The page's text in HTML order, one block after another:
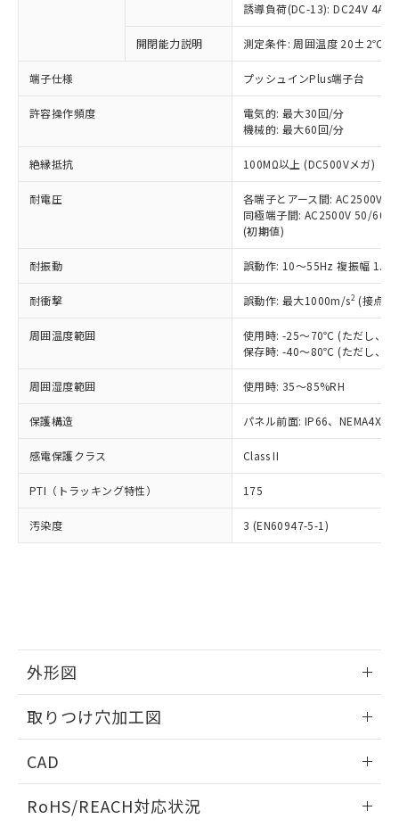
誘導負荷(DC-13): DC24V 4A/
開閉能力説明 測定条件: 周囲温度 20±2℃、
端子仕様 プッシュインPlus端子台
許容操作頻度
電気的: 最大30回/分
機械的: 最大60回/分
絶縁抵抗 100MΩ以上 (DC500Vメガ)
耐電圧
各端子とアース間: AC2500V
同極端子間: AC2500V 50/
(初期値)
耐振動 誤動作: 10～55Hz 複振幅
耐衝撃 誤動作: 最大1000m/s2 (接点
周囲温度範囲
使用時: -25～70℃ (ただし、氷
保存時: -40～80℃ (ただし、氷
周囲湿度範囲 使用時: 35～85%RH
保護構造 パネル前面: IP66、NEMA4X,
感電保護クラス Class II
PTI（トラッキング特性） 175
汚染度 3 (EN60947-5-1)
外形図
取りつけ穴加工図
CAD
ドすることができます。
RoHS/REACH対応状況
以下の条件をお読みいただき、同意のうえ
本サービスは、当社制御機器事業取扱
商品の当社在庫状況および標準価格
(税抜)を提供させていただくもので
当社制御機器事業取扱商品の中には、
本サービスの対象外となる商品もある
ことをご了承ください。
在庫状況および標準価格照会結果は、
記載している更新日時点での社内デー
タに基づき作成されるものであり、閲
覧された時点での実際の在庫および標
準価格とは異なる場合があることをご
正式な納期状況および標準価格はお客
様のお取引先、またはお客様担当のオ
ムロン制御機器販売店・当社販売員に
オムロン制御機器販売店や当社販売拠
販売ネットワーク
」をご確認
ください。
在庫状況および標準価格結果を当社の
事前の承諾なく第三者に漏洩または開
示しないようお願いします。
マイパーツ機能（部品リスト作成サー
ビス）をご利用いただくには、I-Web
品・サービスに関するお客様との取
をご了承ください。
※当社の共同利用者とは、
対応予定なし：EU RoHS指令（10物質）の
非含有に非対応の商品で、対応品を出す予
調査・確認中：EU RoHS指令（10物質）の
非含有の対応状況を調査中または確認中の
商品です。
害物質有無と関係のない商品です。
仕入先様の事情により、非含有部品として
いたものが、含有品と判明した場合などや
むを得ず変更することがあります。
鉛(Pb) 1000ppm以下、 水銀(Hg) 1000ppm以下、 カド
六価クロム(Cr(Ⅵ)) 1000ppm以下、ポリ臭化ビフェニル
類(PBB) 1000ppm以下、ポリ臭化ジフェニルエーテル類
(PBDE) 1000ppm以下、フタル酸ビス(2-エチルヘキシ
ル) (DEHP)(別名：DOP) 1000ppm以下、フタル酸ブチ
ルベンジル（BBP） 1000ppm以下、フタル酸ジブチル
（DBP） 1000ppm以下、フタル酸ジイソブチル
但し、RoHS指令で産業用監視および制御機器に対する
フタル酸エステル類の４物質については閾値を超える意
図的な使用がないことを確認しています。
※2 対応予定月
部品在庫の切り替え状況などにより、予定
月が前後することがあります。
下記の非含有証明書をダウンロードするこ
とができます。
EU RoHS指令（10物質）の非含有証明書
51物質の非含有証明書（当社基準）
※本証明書は発行日時点で非含有を証明す
ものではありません。
また、RoHS指令のフタル酸エステル類４
物質の対応では、対応完了までの期間は出
「○」：最大均質材料含有率が中国RoHSの
基準値以下であることを示します。
「×」：最大均質材料含有率が中国RoHSの
基準値を超えていることを示します。
「－」：未確認です。当社販売部門へお問
*中国RoHS10物質の基準値 (GB/T26572)：
Pb(鉛) :1000ppm、 Hg(水銀) : 1000ppm、 Cd(カドミウ
Cr(Ⅵ)(六価クロム) : 1000ppm、 PBBs(ポリ臭化ビフェ
ニル類) : 1000ppm、 PBDEs(ポリ臭化ジフェニルエーテ
ル類) : 1000ppm、
DBP(フタル酸ジブチル) : 1000ppm、 DIBP(フタル酸ジ
DEHP(フタル酸ビス(2-エチルヘキシル)) : 1000ppm
「ｅ」：有害物質（10物質）のすべてが基
準値以下であることを示します。
「10」：通常の使用状況下において有害物
質が外部に漏えいし、環境に深刻な影響を
当社は、これら貴社製品のうち、外国
為替および外国貿易法に定める商品
（以下｢規制貨物等」という）を輸出
または国外への提供する場合は、日本
国政府の輸出許可(または役務取引許
可)を取得するなどの必要な手続きを
当社は規制貨物を破棄する場合は、完
全に破砕するなど、違法に輸出されな
いよう必要な手段を講じます。
当社は貴社製品を、核兵器、ミサイ
ル、化学兵器、生物兵器またはその他
武器並びにこれらの製造装置等に一切
当社は、貴社製品を第三者に販売する
場合は、上記1、2および3の内容を当
該第三者に通知します。また当社は、
販売先および販売に係わる関係者が違
法に輸出するおそれがある場合は、取
一定数以上の在庫あり
一定数には満たないが在庫あり
在庫なし(最新の在庫状況につ
いては、お客様のお取引先、ま
たはお客様担当のオムロン制御
機器販売店・当社販売員にご確
認ください)
白
受注生産機種、また在庫状況の
情報を公開していない機種